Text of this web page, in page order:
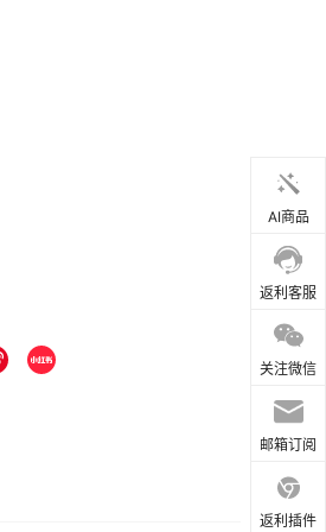
AI商品
返利客服
关注微信
邮箱订阅
返利插件